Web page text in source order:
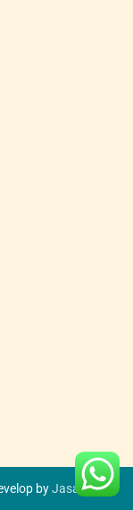
byJasa SEO